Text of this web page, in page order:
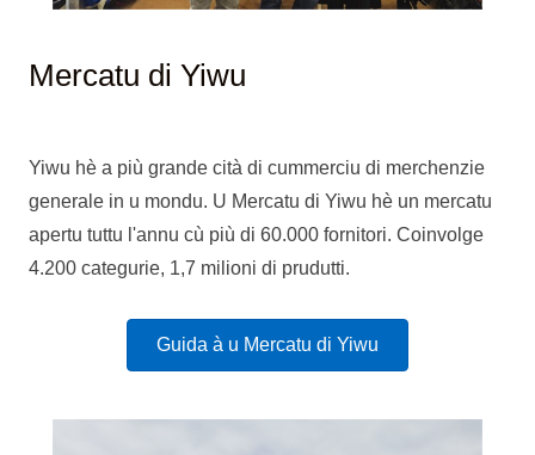
Mercatu di Yiwu
Yiwu hè a più grande cità di cummerciu di merchenzie
generale in u mondu. U Mercatu di Yiwu hè un mercatu
apertu tuttu l'annu cù più di 60.000 fornitori. Coinvolge
4.200 categurie, 1,7 milioni di prudutti.
Guida à u Mercatu di Yiwu